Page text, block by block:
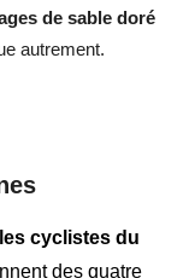
de sable doré
autrement.
les cyclistes du
des quatre